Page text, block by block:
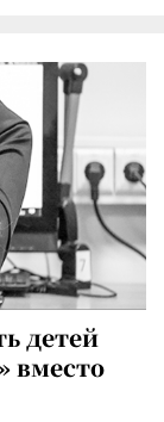
детей
вместо